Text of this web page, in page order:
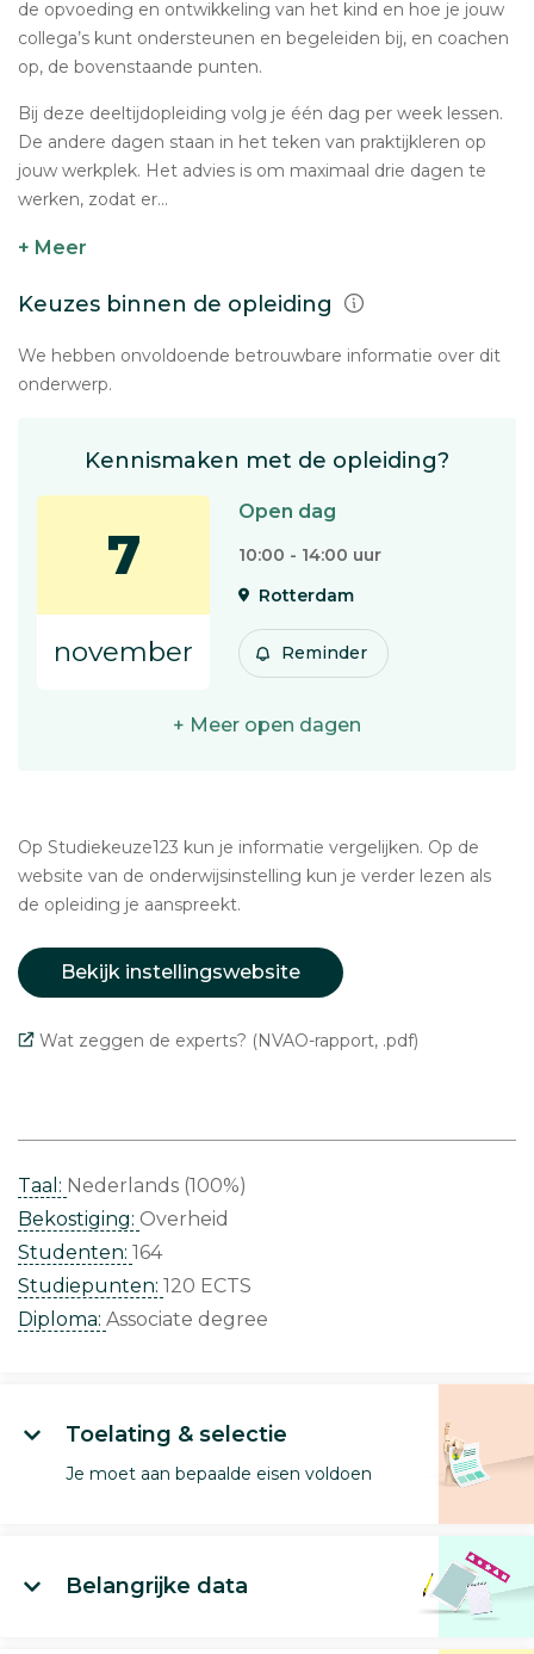
de opvoeding en ontwikkeling van het kind en hoe je jouw
collega’s kunt ondersteunen en begeleiden bij, en coachen
op, de bovenstaande punten.
Bij deze deeltijdopleiding volg je één dag per week lessen.
De andere dagen staan in het teken van praktijkleren op
jouw werkplek. Het advies is om maximaal drie dagen te
werken, zodat er...
+ Meer
Keuzes binnen de opleiding
We hebben onvoldoende betrouwbare informatie over dit
onderwerp.
Kennismaken met de opleiding?
7
november
Open dag
10:00 - 14:00 uur
Rotterdam
Reminder
+ Meer open dagen
Op Studiekeuze123 kun je informatie vergelijken. Op de
website van de onderwijsinstelling kun je verder lezen als
de opleiding je aanspreekt.
Bekijk instellingswebsite
Wat zeggen de experts? (NVAO-rapport, .pdf)
Taal: Nederlands (100%)
Bekostiging: Overheid
Studenten: 164
Studiepunten: 120 ECTS
Diploma: Associate degree
Toelating & selectie
Je moet aan bepaalde eisen voldoen
Belangrijke data